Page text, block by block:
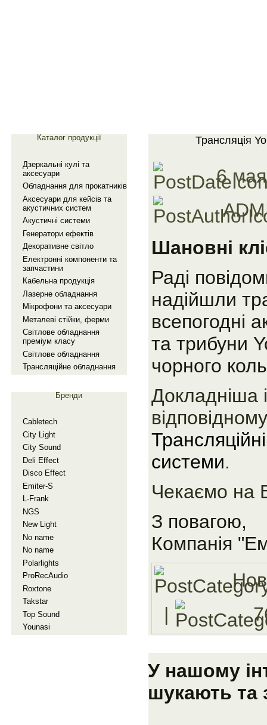
Каталог продукції
Дзеркальнi кулi та
аксесуари
Обладнання для прокатникiв
Аксесуари для кейсiв та
акустичних систем
Акустичнi системи
Генератори ефектiв
Декоративне свiтло
Електроннi компоненти та
запчастини
Кабельна продукцiя
Лазерне обладнання
Мiкрофони та аксесуари
Металевi стiйки, ферми
Свiтлове обладнання
премiум класу
Свiтлове обладнання
Трансляцiйне обладнання
Бренди
Cabletech
City Light
City Sound
Deli Effect
Disco Effect
Emiter-S
L-Frank
NGS
New Light
No name
No name
Polarlights
ProRecAudio
Roxtone
Takstar
Top Sound
Younasi
Трансляцiя
6
Шановні
Раді
надійшли
всепогодні
та трибуни
чорного
Докладніша
системи.
Чекаємо на
З повагою,
Компанія
|
У нашому
шукають та